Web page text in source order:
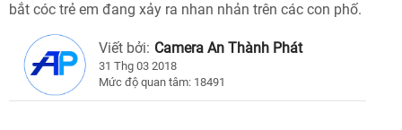
bắt cóc trẻ em đang xảy ra nhan nhản trên các con phố.
Viết bởi: Camera An Thành Phát
31 Thg 03 2018
Mức độ quan tâm: 18491